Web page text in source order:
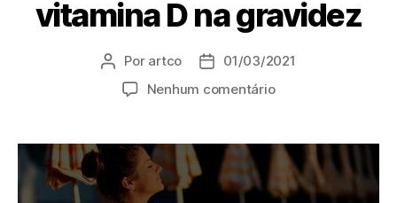
vitamina D na gravidez
Por artco
01/03/2021
Nenhum comentário